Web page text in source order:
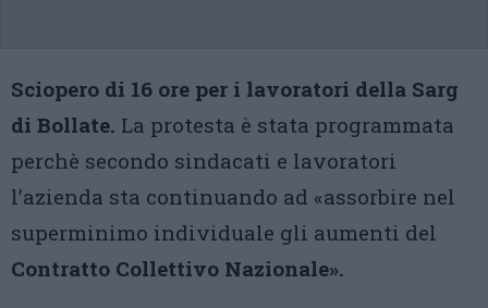
Sciopero di 16 ore per i lavoratori della Sarg
di Bollate. La protesta è stata programmata
perchè secondo sindacati e lavoratori
l’azienda sta continuando ad «assorbire nel
superminimo individuale gli aumenti del
Contratto Collettivo Nazionale».